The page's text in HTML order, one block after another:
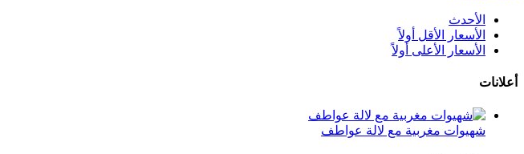
الأحدث
الأسعار الأقل أولاً
الأسعار الأعلى أولاً
أعلانات
شهيوات مغربية مع لالة عواطف